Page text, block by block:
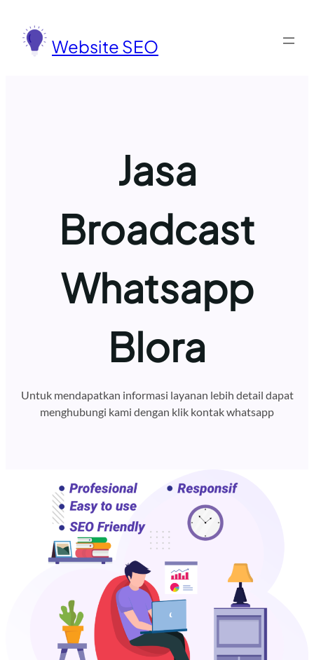
konten
Website SEO
Jasa
Broadcast
Whatsapp
Blora
Untuk mendapatkan informasi layanan lebih detail dapat
menghubungi kami dengan klik kontak whatsapp